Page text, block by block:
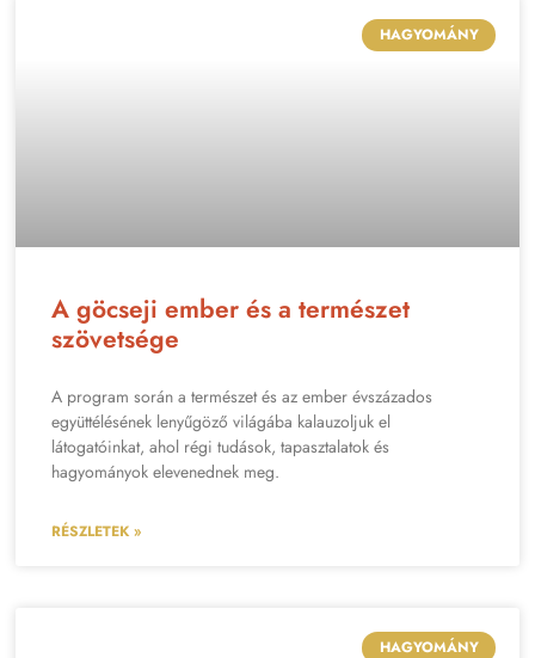
HAGYOMÁNY
A göcseji ember és a természet
szövetsége
A program során a természet és az ember évszázados
együttélésének lenyűgöző világába kalauzoljuk el
látogatóinkat, ahol régi tudások, tapasztalatok és
hagyományok elevenednek meg.
RÉSZLETEK »
HAGYOMÁNY